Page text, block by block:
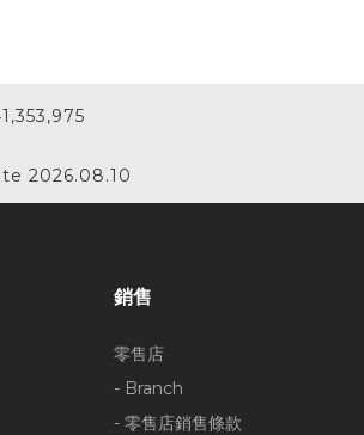
2026.08.10
銷售
零售店
- Branch
- 零售店銷售條款